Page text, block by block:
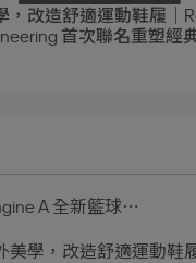
，改造舒適運動鞋履｜
首次聯名重塑經
A 全新籃球⋯
美學，改造舒適運動鞋